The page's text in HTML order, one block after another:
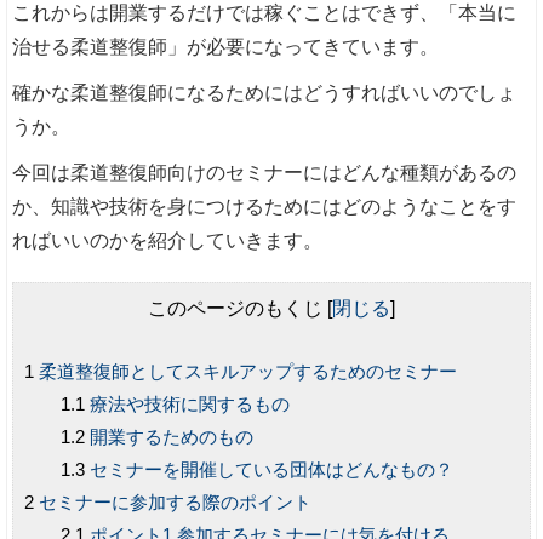
これからは開業するだけでは稼ぐことはできず、「本当に
治せる柔道整復師」が必要になってきています。
確かな柔道整復師になるためにはどうすればいいのでしょ
うか。
今回は柔道整復師向けのセミナーにはどんな種類があるの
か、知識や技術を身につけるためにはどのようなことをす
ればいいのかを紹介していきます。
このページのもくじ [閉じる]
柔道整復師としてスキルアップするためのセミナー
療法や技術に関するもの
開業するためのもの
セミナーを開催している団体はどんなもの？
セミナーに参加する際のポイント